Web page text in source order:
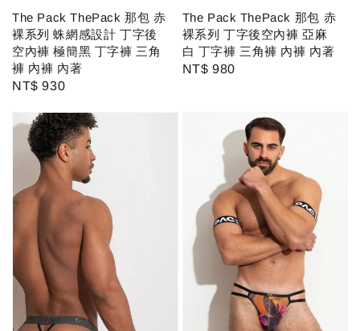
The Pack ThePack 那包 赤
裸系列 蛛網感設計 丁字後
空內褲 極簡黑 丁字褲 三角
褲 內褲 內著
Regular
NT$ 930
The Pack ThePack 那包 赤
裸系列 丁字後空內褲 亞麻
白 丁字褲 三角褲 內褲 內著
Regular
NT$ 980